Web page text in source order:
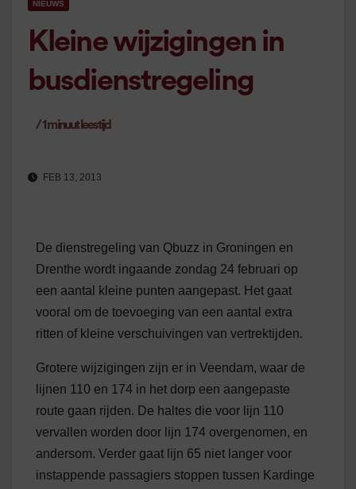
NIEUWS
Kleine wijzigingen in
busdienstregeling
/1 minuut leestijd
FEB 13, 2013
De dienstregeling van Qbuzz in Groningen en
Drenthe wordt ingaande zondag 24 februari op
een aantal kleine punten aangepast. Het gaat
vooral om de toevoeging van een aantal extra
ritten of kleine verschuivingen van vertrektijden.
Grotere wijzigingen zijn er in Veendam, waar de
lijnen 110 en 174 in het dorp een aangepaste
route gaan rijden. De haltes die voor lijn 110
vervallen worden door lijn 174 overgenomen, en
andersom. Verder gaat lijn 65 niet langer voor
instappende passagiers stoppen tussen Kardinge